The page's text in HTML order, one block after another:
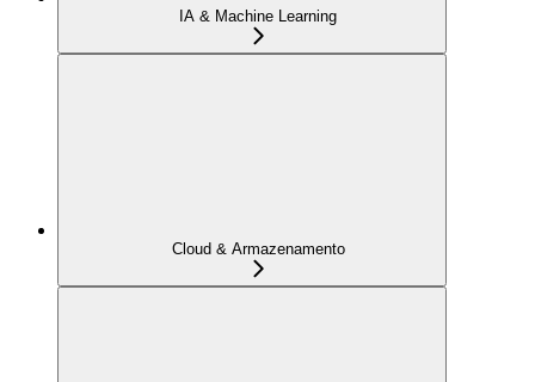
IA & Machine Learning
Cloud & Armazenamento